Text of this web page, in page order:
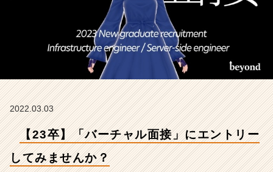
ん
か？
【株
式
会
ド
タ
2022.03.03
【23卒】「バーチャル面接」にエントリー
してみませんか？